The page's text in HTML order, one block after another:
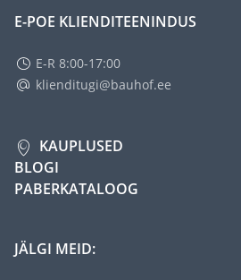
E-POE KLIENDITEENINDUS
E-R 8:00-17:00
klienditugi@bauhof.ee
KAUPLUSED
BLOGI
PABERKATALOOG
JÄLGI MEID: